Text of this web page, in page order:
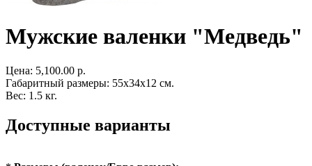
Мужские валенки "Медведь"
Цена: 5,100.00 р.
Габаритный размеры: 55x34x12 см.
Вес: 1.5 кг.
Доступные варианты